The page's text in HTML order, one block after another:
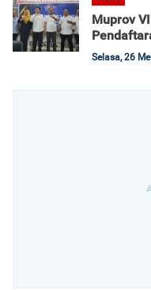
Muprov
Selasa, 26